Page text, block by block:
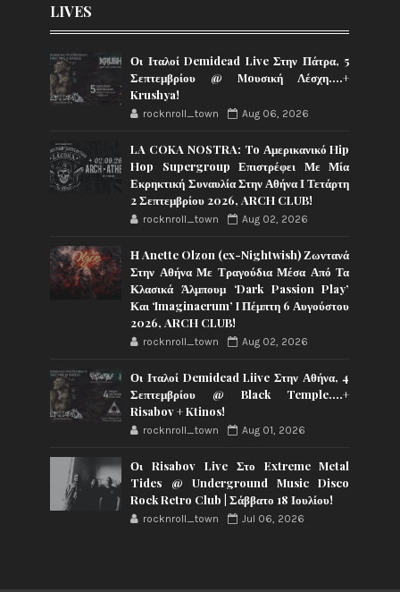
LIVES
Οι Ιταλοί Demidead Live Στην Πάτρα, 5
Σεπτεμβρίου @ Moυσική Λέσχη….+
Krushya!
rocknroll_town Aug 06, 2026
LA COKA NOSTRA: To Αμερικανικό Hip
Hop Supergroup Επιστρέφει Με Μία
Εκρηκτική Συναυλία Στην Αθήνα Ι Τετάρτη
2 Σεπτεμβρίου 2026, ARCH CLUB!
rocknroll_town Aug 02, 2026
Η Anette Olzon (ex-Nightwish) Ζωντανά
Στην Αθήνα Με Τραγούδια Μέσα Από Τα
Κλασικά Άλμπουμ ‘Dark Passion Play’
Και ‘Imaginaerum’ I Πέμπτη 6 Αυγούστου
2026, ARCH CLUB!
rocknroll_town Aug 02, 2026
Οι Ιταλοί Demidead Liive Στην Αθήνα, 4
Σεπτεμβρίου @ Black Temple….+
Risabov + Ktinos!
rocknroll_town Aug 01, 2026
Οι Risabov Live Στο Extreme Metal
Tides @ Underground Music Disco
Rock Retro Club | Σάββατο 18 Ιουλίου!
rocknroll_town Jul 06, 2026